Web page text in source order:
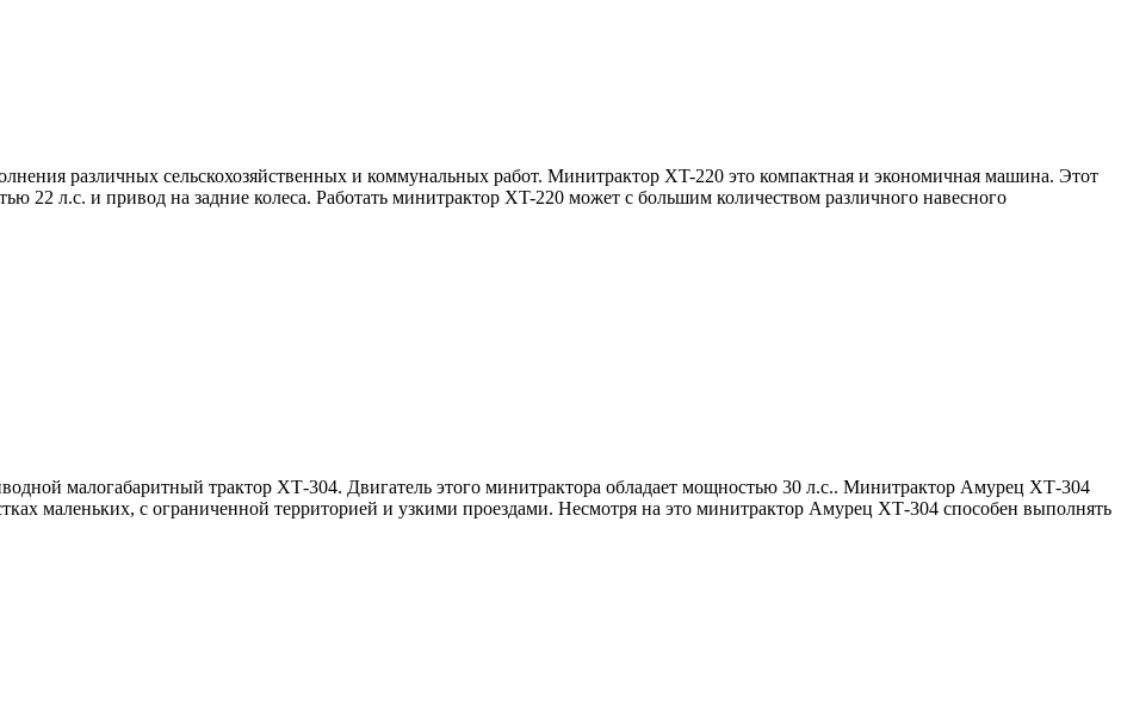
различных сельскохозяйственных и коммунальных работ. Минитрактор XT-220 это компактная и экономичная машина. Этот
22 л.с. и привод на задние колеса. Работать минитрактор XT-220 может с большим количеством различного навесного
малогабаритный трактор ХТ-304. Двигатель этого минитрактора обладает мощностью 30 л.с.. Минитрактор Амурец ХТ-304
маленьких, с ограниченной территорией и узкими проездами. Несмотря на это минитрактор Амурец ХТ-304 способен выполнять